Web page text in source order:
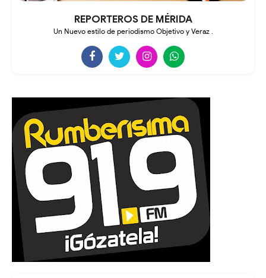
REPORTEROS DE MÉRIDA
Un Nuevo estilo de periodismo Objetivo y Veraz .